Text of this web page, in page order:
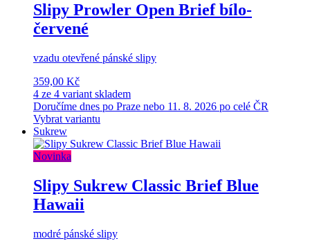
Slipy Prowler Open Brief bílo-
červené
vzadu otevřené pánské slipy
359,00 Kč
4 ze 4 variant skladem
Doručíme dnes po Praze nebo 11. 8. 2026 po celé ČR
Vybrat variantu
Sukrew
Novinka
Slipy Sukrew Classic Brief Blue
Hawaii
modré pánské slipy